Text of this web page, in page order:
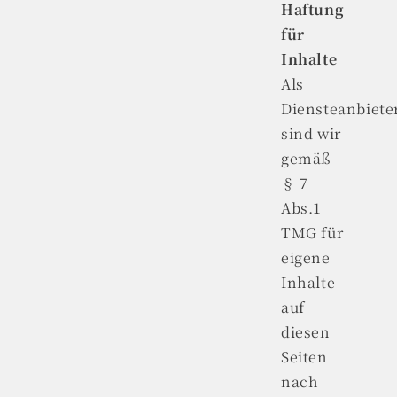
Haftung
für
Inhalte
Als
sind wir
gemäß
§ 7
Abs.1
TMG für
eigene
Inhalte
auf
diesen
Seiten
nach